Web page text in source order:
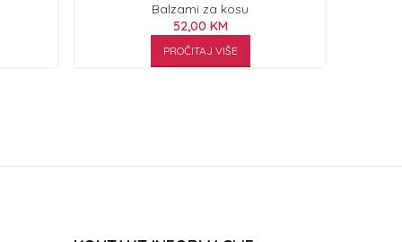
Balzami za kosu
52,00 KM
PROČITAJ VIŠE